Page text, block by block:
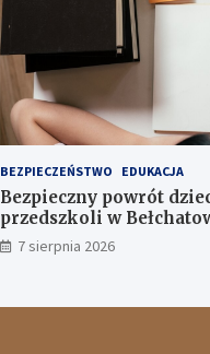
BEZPIECZEŃSTWO EDUKACJA
Bezpieczny powrót
przedszkoli w
7 sierpnia 2026